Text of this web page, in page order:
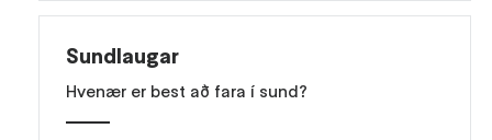
Sundlaugar
Hvenær er best að fara í sund?